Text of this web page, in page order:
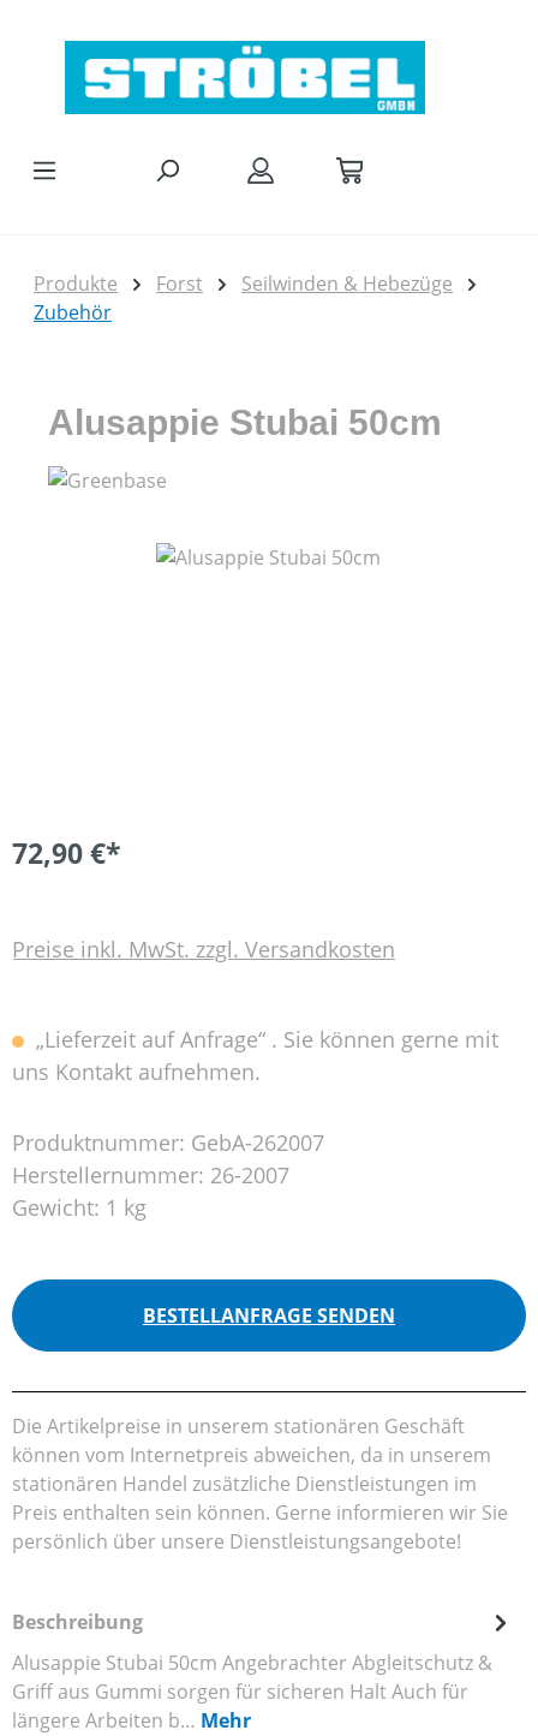
Produkte Forst
Seilwinden & Hebezüge
Zubehör
Alusappie Stubai 50cm
Bildergalerie überspringen
72,90 €*
Preise inkl. MwSt. zzgl. Versandkosten
„Lieferzeit auf Anfrage“ . Sie können gerne mit
uns Kontakt aufnehmen.
Produktnummer: GebA-262007
Herstellernummer: 26-2007
Gewicht: 1 kg
BESTELLANFRAGE SENDEN
Die Artikelpreise in unserem stationären Geschäft
können vom Internetpreis abweichen, da in unserem
stationären Handel zusätzliche Dienstleistungen im
Preis enthalten sein können. Gerne informieren wir Sie
persönlich über unsere Dienstleistungsangebote!
Beschreibung
Alusappie Stubai 50cm Angebrachter Abgleitschutz &
Griff aus Gummi sorgen für sicheren Halt Auch für
längere Arbeiten b… Mehr